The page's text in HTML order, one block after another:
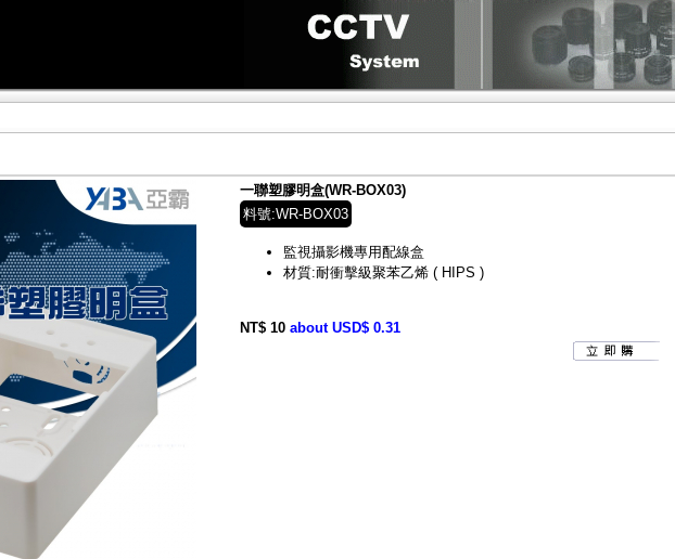
一聯塑膠明盒(WR-BOX03)
料號:WR-BOX03
監視攝影機專用配線盒
材質:耐衝擊級聚苯乙烯 ( HIPS )
NT$ 10 about USD$ 0.31